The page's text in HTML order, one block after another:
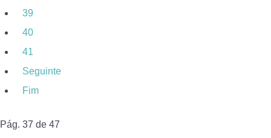
39
40
41
Seguinte
Fim
Pág. 37 de 47